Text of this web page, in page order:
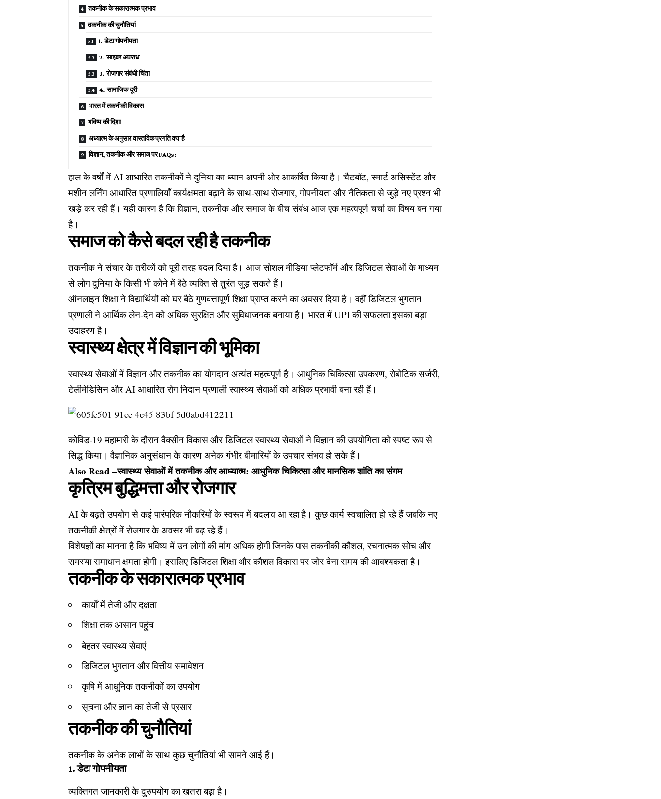
तकनीक के सकारात्मक प्रभाव
तकनीक की चुनौतियां
1. डेटा गोपनीयता
2. साइबर अपराध
3. रोजगार संबंधी चिंता
4. सामाजिक दूरी
भारत में तकनीकी विकास
भविष्य की दिशा
अध्यात्म के अनुसार वास्तविक प्रगति क्या है
विज्ञान, तकनीक और समाज पर FAQs:
हाल के वर्षों में AI आधारित तकनीकों ने दुनिया का ध्यान अपनी ओर आकर्षित किया है। चैटबॉट, स्मार्ट असिस्टेंट और
मशीन लर्निंग आधारित प्रणालियाँ कार्यक्षमता बढ़ाने के साथ-साथ रोजगार, गोपनीयता और नैतिकता से जुड़े नए प्रश्न भी
खड़े कर रही हैं। यही कारण है कि विज्ञान, तकनीक और समाज के बीच संबंध आज एक महत्वपूर्ण चर्चा का विषय बन गया
है।
समाज को कैसे बदल रही है तकनीक
तकनीक ने संचार के तरीकों को पूरी तरह बदल दिया है। आज सोशल मीडिया प्लेटफॉर्म और डिजिटल सेवाओं के माध्यम
से लोग दुनिया के किसी भी कोने में बैठे व्यक्ति से तुरंत जुड़ सकते हैं।
ऑनलाइन शिक्षा ने विद्यार्थियों को घर बैठे गुणवत्तापूर्ण शिक्षा प्राप्त करने का अवसर दिया है। वहीं डिजिटल भुगतान
प्रणाली ने आर्थिक लेन-देन को अधिक सुरक्षित और सुविधाजनक बनाया है। भारत में UPI की सफलता इसका बड़ा
उदाहरण है।
स्वास्थ्य क्षेत्र में विज्ञान की भूमिका
स्वास्थ्य सेवाओं में विज्ञान और तकनीक का योगदान अत्यंत महत्वपूर्ण है। आधुनिक चिकित्सा उपकरण, रोबोटिक सर्जरी,
टेलीमेडिसिन और AI आधारित रोग निदान प्रणाली स्वास्थ्य सेवाओं को अधिक प्रभावी बना रही हैं।
कोविड-19 महामारी के दौरान वैक्सीन विकास और डिजिटल स्वास्थ्य सेवाओं ने विज्ञान की उपयोगिता को स्पष्ट रूप से
सिद्ध किया। वैज्ञानिक अनुसंधान के कारण अनेक गंभीर बीमारियों के उपचार संभव हो सके हैं।
Also Read –स्वास्थ्य सेवाओं में तकनीक और आध्यात्म: आधुनिक चिकित्सा और मानसिक शांति का संगम
कृत्रिम बुद्धिमत्ता और रोजगार
AI के बढ़ते उपयोग से कई पारंपरिक नौकरियों के स्वरूप में बदलाव आ रहा है। कुछ कार्य स्वचालित हो रहे हैं जबकि नए
तकनीकी क्षेत्रों में रोजगार के अवसर भी बढ़ रहे हैं।
विशेषज्ञों का मानना है कि भविष्य में उन लोगों की मांग अधिक होगी जिनके पास तकनीकी कौशल, रचनात्मक सोच और
समस्या समाधान क्षमता होगी। इसलिए डिजिटल शिक्षा और कौशल विकास पर जोर देना समय की आवश्यकता है।
तकनीक के सकारात्मक प्रभाव
कार्यों में तेजी और दक्षता
शिक्षा तक आसान पहुंच
बेहतर स्वास्थ्य सेवाएं
डिजिटल भुगतान और वित्तीय समावेशन
कृषि में आधुनिक तकनीकों का उपयोग
सूचना और ज्ञान का तेजी से प्रसार
तकनीक की चुनौतियां
तकनीक के अनेक लाभों के साथ कुछ चुनौतियां भी सामने आई हैं।
1. डेटा गोपनीयता
व्यक्तिगत जानकारी के दुरुपयोग का खतरा बढ़ा है।